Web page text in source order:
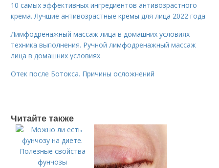
10 самых эффективных ингредиентов антивозрастного
крема. Лучшие антивозрастные кремы для лица 2022 года
Лимфодренажный массаж лица в домашних условиях
техника выполнения. Ручной лимфодренажный массаж
лица в домашних условиях
Отек после Ботокса. Причины осложнений
Читайте также